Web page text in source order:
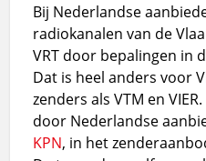
Bij Nederlandse
radiokanalen van de
VRT door bepalingen in
Dat is heel anders voor
zenders als VTM en
door Nederlandse
KPN, in het